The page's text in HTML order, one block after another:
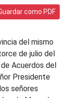
como PDF
del mismo
de julio del
Acuerdos del
Presidente
señores